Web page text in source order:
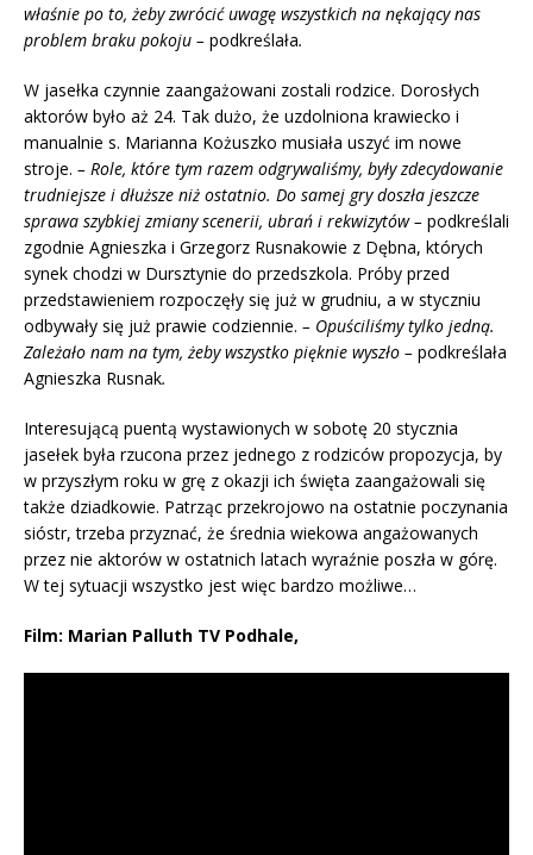
właśnie po to, żeby zwrócić uwagę wszystkich na nękający nas
problem braku pokoju – podkreślała.
W jasełka czynnie zaangażowani zostali rodzice. Dorosłych
aktorów było aż 24. Tak dużo, że uzdolniona krawiecko i
manualnie s. Marianna Kożuszko musiała uszyć im nowe
stroje. – Role, które tym razem odgrywaliśmy, były zdecydowanie
trudniejsze i dłuższe niż ostatnio. Do samej gry doszła jeszcze
sprawa szybkiej zmiany scenerii, ubrań i rekwizytów – podkreślali
zgodnie Agnieszka i Grzegorz Rusnakowie z Dębna, których
synek chodzi w Dursztynie do przedszkola. Próby przed
przedstawieniem rozpoczęły się już w grudniu, a w styczniu
odbywały się już prawie codziennie. – Opuściliśmy tylko jedną.
Zależało nam na tym, żeby wszystko pięknie wyszło – podkreślała
Agnieszka Rusnak.
Interesującą puentą wystawionych w sobotę 20 stycznia
jasełek była rzucona przez jednego z rodziców propozycja, by
w przyszłym roku w grę z okazji ich święta zaangażowali się
także dziadkowie. Patrząc przekrojowo na ostatnie poczynania
sióstr, trzeba przyznać, że średnia wiekowa angażowanych
przez nie aktorów w ostatnich latach wyraźnie poszła w górę.
W tej sytuacji wszystko jest więc bardzo możliwe…
Film: Marian Palluth TV Podhale,